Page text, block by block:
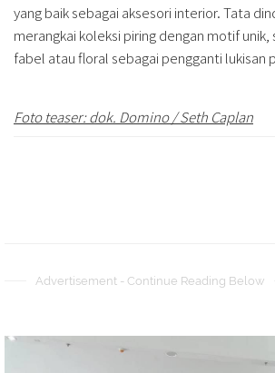
yang baik sebagai aksesori interior. Tata
merangkai koleksi piring dengan motif
fabel atau floral sebagai pengganti lukisan
Foto teaser: dok. Domino / Seth Caplan
Advertisement - Continue Reading Below